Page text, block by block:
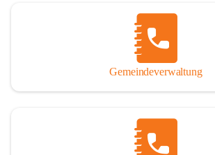
Gemeindeverwaltung